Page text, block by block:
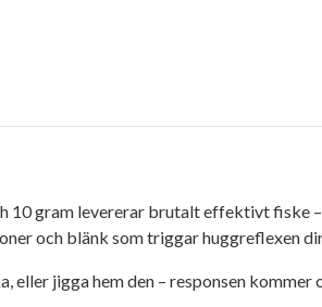
10 gram levererar brutalt effektivt fiske
och blänk som triggar huggreflexen
eller jigga hem den – responsen kommer